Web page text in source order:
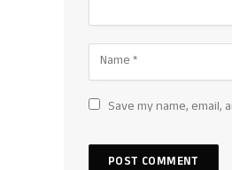
Save my name,